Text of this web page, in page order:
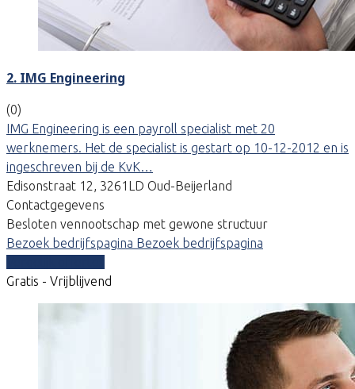
2. IMG Engineering
(0)
IMG Engineering is een payroll specialist met 20
werknemers. Het de specialist is gestart op 10-12-2012 en is
ingeschreven bij de KvK…
Edisonstraat 12, 3261LD Oud-Beijerland
Contactgegevens
Besloten vennootschap met gewone structuur
Bezoek bedrijfspagina Bezoek bedrijfspagina
Gratis - Vrijblijvend